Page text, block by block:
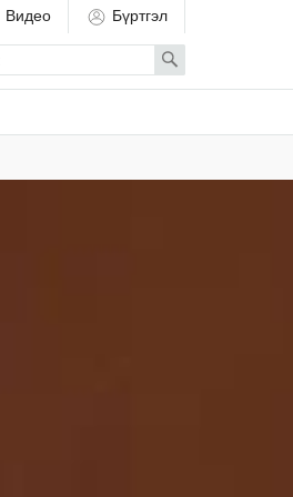
Видео Бүртгэл
Search